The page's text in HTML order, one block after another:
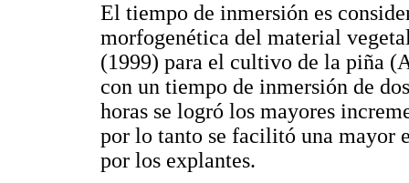
El tiempo de inmersión es
morfogenética del material
(1999) para el cultivo de la piña
con un tiempo de inmersión de
horas se logró los mayores
por lo tanto se facilitó una mayor
por los explantes.